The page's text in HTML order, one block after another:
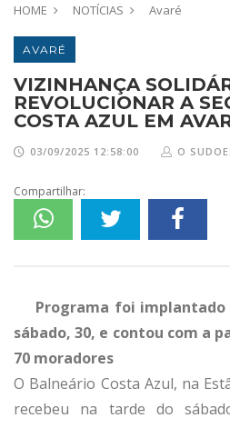
HOME NOTÍCIAS Avaré
AVARÉ
VIZINHANÇA
REVOLUCIONAR A
COSTA AZUL EM
03/09/2025 12:58:00 O
Compartilhar:
Programa foi
sábado, 30, e contou com a
70 moradores
O Balneário Costa Azul, na
recebeu na tarde do